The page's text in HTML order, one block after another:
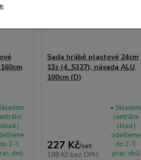
sklad |
2-3
dnů
Sada hrábě plastové 24cm
13z (4_5327), násada ALU
100cm (D)
227 Kč/set
188 Kč bez DPH
• Skladem
centrální
sklad |
odešleme
do 2-3
prac. dnů
.